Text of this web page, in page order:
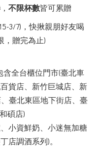
， 不限杯數皆可累贈
3/7) ，快揪親朋好友喝
，贈完為止)
含全台櫃位門市(臺北車
貨店、新竹巨城店、 新
、臺北東區地下街店、臺
碩店)
小資鮮奶、小迷無加糖
店調酒系列)。